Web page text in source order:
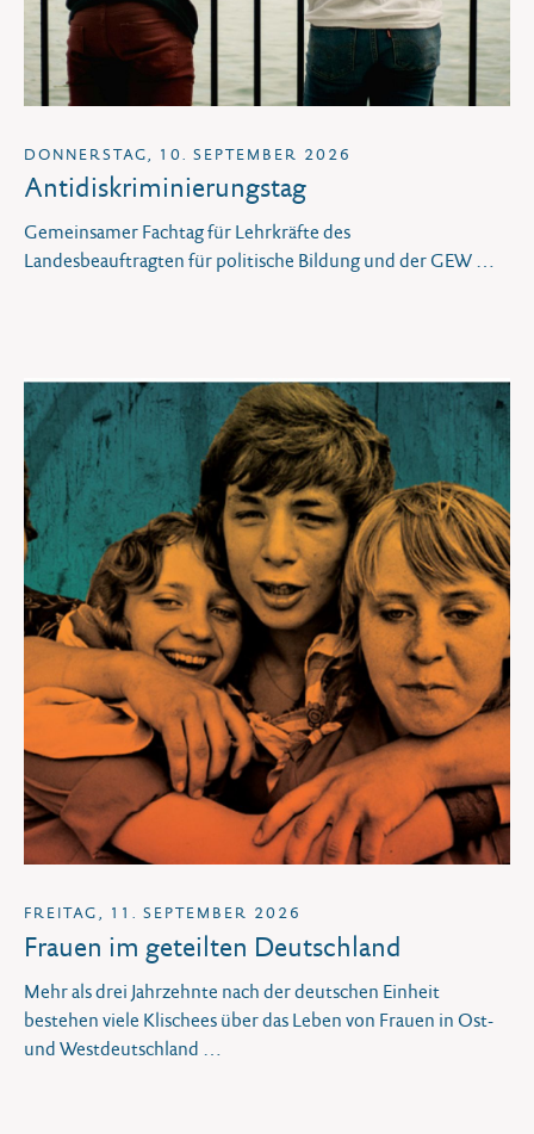
DONNERSTAG, 10. SEPTEMBER 2026
Antidiskriminierungstag
Gemeinsamer Fachtag für Lehrkräfte des
Landesbeauftragten für politische Bildung und der GEW
FREITAG, 11. SEPTEMBER 2026
Frauen im geteilten Deutschland
Mehr als drei Jahrzehnte nach der deutschen Einheit
bestehen viele Klischees über das Leben von Frauen in Ost-
und Westdeutschland